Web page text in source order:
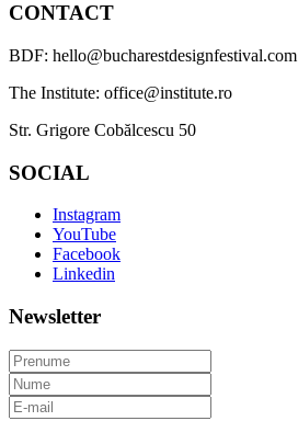
CONTACT
BDF: hello@bucharestdesignfestival.com
The Institute: office@institute.ro
Str. Grigore Cobălcescu 50
SOCIAL
Instagram
YouTube
Facebook
Linkedin
Newsletter